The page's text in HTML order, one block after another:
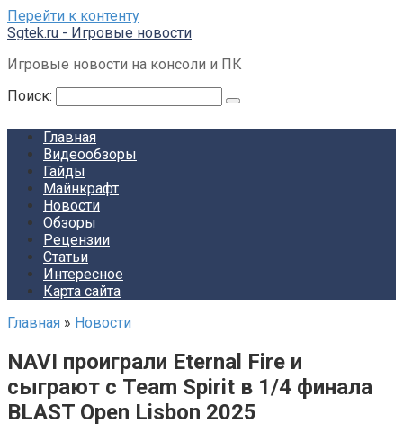
Перейти к контенту
Sgtek.ru - Игровые новости
Игровые новости на консоли и ПК
Поиск:
Главная
Видеообзоры
Гайды
Майнкрафт
Новости
Обзоры
Рецензии
Статьи
Интересное
Карта сайта
Главная » Новости
NAVI проиграли Eternal Fire и
сыграют с Team Spirit в 1/4 финала
BLAST Open Lisbon 2025